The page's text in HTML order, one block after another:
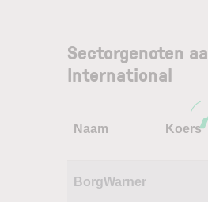
Sectorgenoten
International
Naam Koers
BorgWarner